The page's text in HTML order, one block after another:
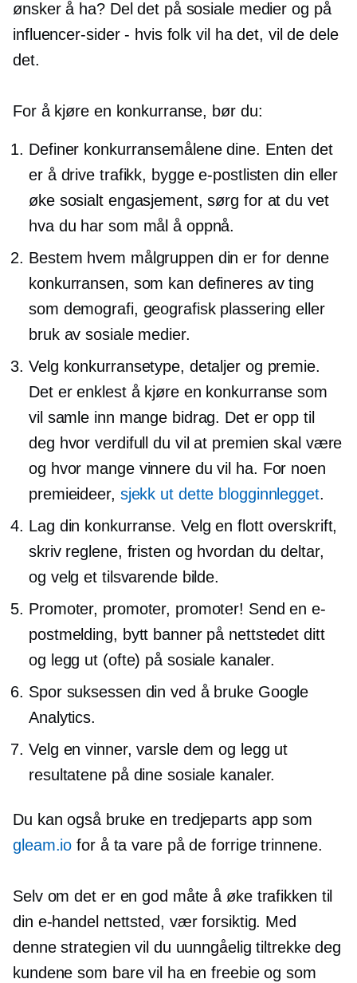
ønsker å ha? Del det på sosiale medier og på
influencer-sider - hvis folk vil ha det, vil de dele
det.
For å kjøre en konkurranse, bør du:
Definer konkurransemålene dine. Enten det
er å drive trafikk, bygge e-postlisten din eller
øke sosialt engasjement, sørg for at du vet
hva du har som mål å oppnå.
Bestem hvem målgruppen din er for denne
konkurransen, som kan defineres av ting
som demografi, geografisk plassering eller
bruk av sosiale medier.
Velg konkurransetype, detaljer og premie.
Det er enklest å kjøre en konkurranse som
vil samle inn mange bidrag. Det er opp til
deg hvor verdifull du vil at premien skal være
og hvor mange vinnere du vil ha. For noen
premieideer, sjekk ut dette blogginnlegget.
Lag din konkurranse. Velg en flott overskrift,
skriv reglene, fristen og hvordan du deltar,
og velg et tilsvarende bilde.
Promoter, promoter, promoter! Send en e-
postmelding, bytt banner på nettstedet ditt
og legg ut (ofte) på sosiale kanaler.
Spor suksessen din ved å bruke Google
Analytics.
Velg en vinner, varsle dem og legg ut
resultatene på dine sosiale kanaler.
Du kan også bruke en tredjepartsapp som
gleam.io for å ta vare på de forrige trinnene.
Selv om det er en god måte å øke trafikken til
din e-handel nettsted, vær forsiktig. Med
denne strategien vil du uunngåelig tiltrekke deg
kundene som bare vil ha en freebie og som